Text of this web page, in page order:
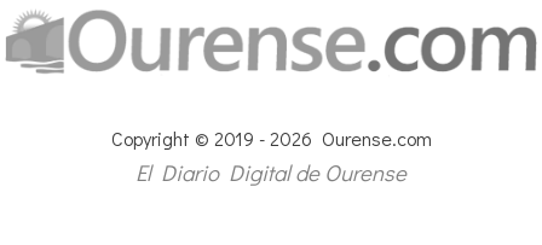
Copyright © 2019 - 2026 Ourense.com
El Diario Digital de Ourense